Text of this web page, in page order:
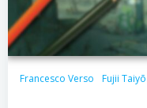
Francesco Verso Fujii Taiyō